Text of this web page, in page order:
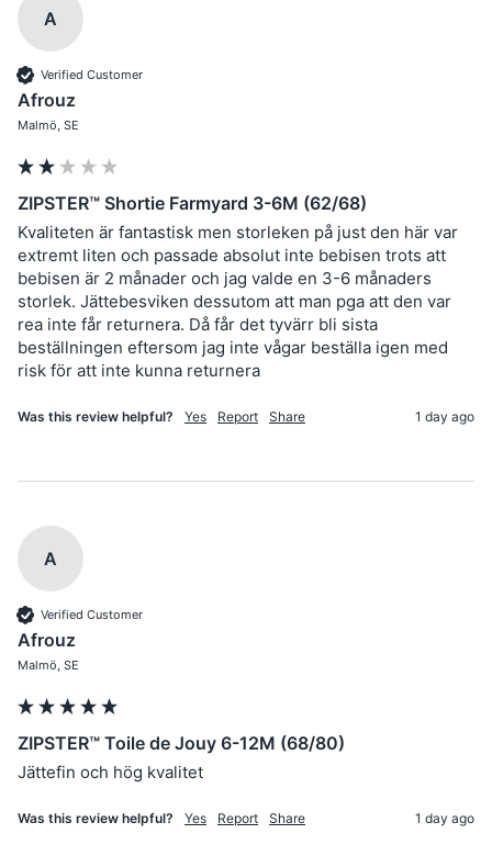
A
Verified Customer
Afrouz
Malmö, SE
ZIPSTER™ Shortie Farmyard 3-6M (62/68)
Kvaliteten är fantastisk men storleken på just den här var
extremt liten och passade absolut inte bebisen trots att
bebisen är 2 månader och jag valde en 3-6 månaders
storlek. Jättebesviken dessutom att man pga att den var
rea inte får returnera. Då får det tyvärr bli sista
beställningen eftersom jag inte vågar beställa igen med
risk för att inte kunna returnera
Was this review helpful? Yes Report Share 1 day ago
A
Verified Customer
Afrouz
Malmö, SE
ZIPSTER™ Toile de Jouy 6-12M (68/80)
Jättefin och hög kvalitet
Was this review helpful? Yes Report Share 1 day ago